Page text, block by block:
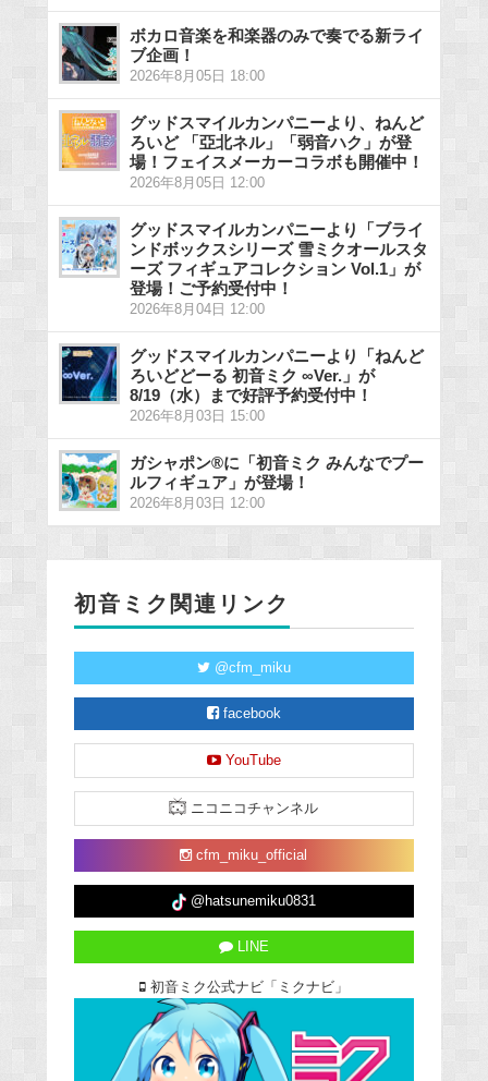
ボカロ音楽を和楽器のみで奏でる新ライ
ブ企画！
2026年8月05日 18:00
グッドスマイルカンパニーより、ねんど
ろいど 「亞北ネル」「弱音ハク」が登
場！フェイスメーカーコラボも開催中！
2026年8月05日 12:00
グッドスマイルカンパニーより「ブライ
ンドボックスシリーズ 雪ミクオールスタ
ーズ フィギュアコレクション Vol.1」が
登場！ご予約受付中！
2026年8月04日 12:00
グッドスマイルカンパニーより「ねんど
ろいどどーる 初音ミク ∞Ver.」が
8/19（水）まで好評予約受付中！
2026年8月03日 15:00
ガシャポン®に「初音ミク みんなでプー
ルフィギュア」が登場！
2026年8月03日 12:00
初音ミク関連リンク
@cfm_miku
facebook
YouTube
ニコニコチャンネル
cfm_miku_official
@hatsunemiku0831
LINE
初音ミク公式ナビ「ミクナビ」